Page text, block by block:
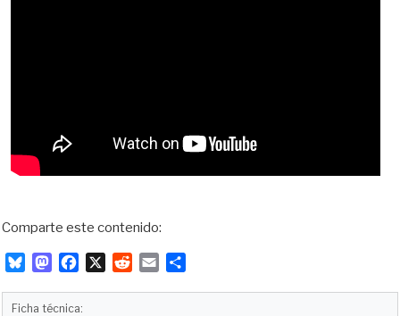
Comparte este contenido:
u
M
X
Ficha técnica: